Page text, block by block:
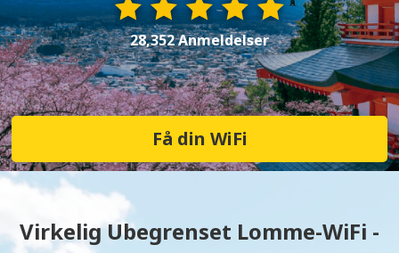
28,352 Anmeldelser
Få din WiFi
Virkelig Ubegrenset Lomme-WiFi -